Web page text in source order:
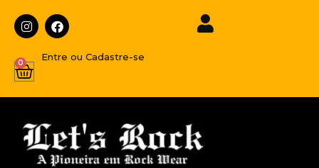
Entre ou Cadastre-se
0